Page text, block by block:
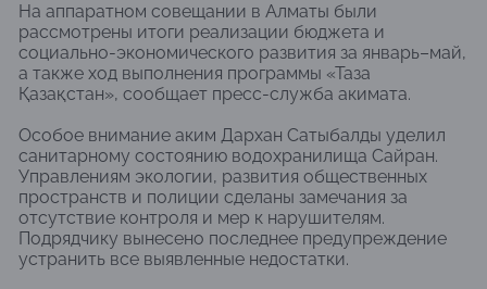
На аппаратном совещании в Алматы были
рассмотрены итоги реализации бюджета и
социально-экономического развития за январь–май,
а также ход выполнения программы «Таза
Қазақстан», сообщает пресс-служба акимата.
Особое внимание аким Дархан Сатыбалды уделил
санитарному состоянию водохранилища Сайран.
Управлениям экологии, развития общественных
пространств и полиции сделаны замечания за
отсутствие контроля и мер к нарушителям.
Подрядчику вынесено последнее предупреждение
устранить все выявленные недостатки.